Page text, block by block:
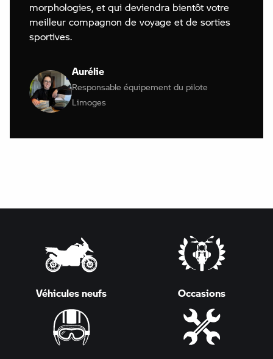
morphologies, et qui deviendra bientôt votre
meilleur compagnon de voyage et de sorties
sportives.
Aurélie
Responsable équipement du pilote
Limoges
Véhicules neufs Occasions